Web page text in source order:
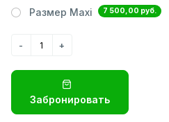
Размер Maxi 7 500,00 руб.
Забронировать